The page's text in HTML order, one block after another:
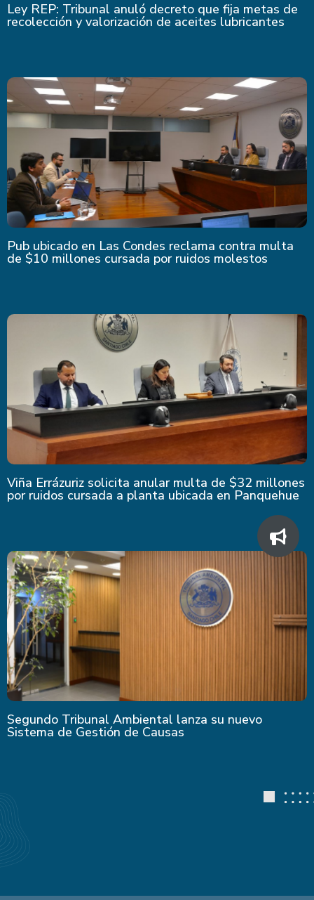
Ley REP: Tribunal anuló decreto que fija metas de
recolección y valorización de aceites lubricantes
Pub ubicado en Las Condes reclama contra multa
de $10 millones cursada por ruidos molestos
Viña Errázuriz solicita anular multa de $32 millones
por ruidos cursada a planta ubicada en Panquehue
Segundo Tribunal Ambiental lanza su nuevo
Sistema de Gestión de Causas